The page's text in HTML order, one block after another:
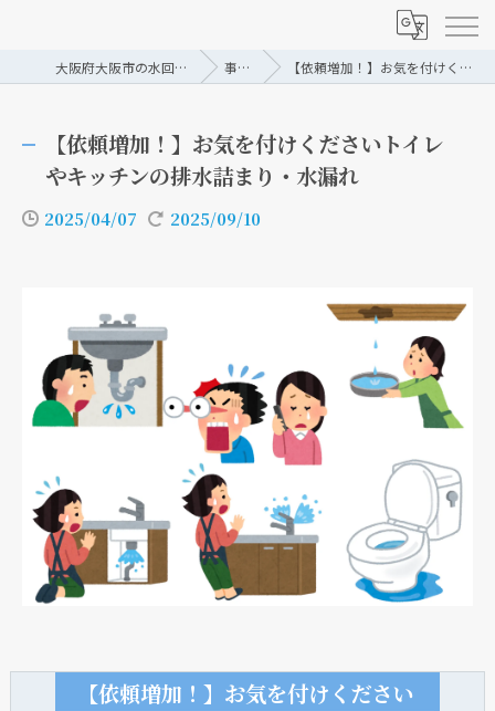
大阪府大阪市の水回りリフォームなら株式会社トーシン 事例/ブログ 【依頼増加！】お気を付けくださいトイレやキッチンの排水詰まり・水漏れ
【依頼増加！】お気を付けくださいトイレ
やキッチンの排水詰まり・水漏れ
2025/04/07 2025/09/10
【依頼増加！】お気を付けください